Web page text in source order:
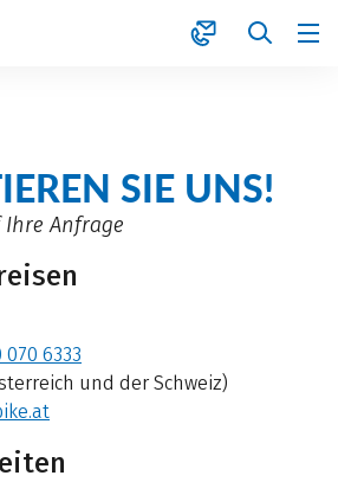
SIE UNS!
Anfrage
070 6333
und der Schweiz)